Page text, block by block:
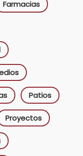
Farmacias
Patios
Proyectos